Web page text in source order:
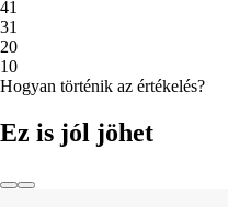
41
31
20
10
Hogyan történik az értékelés?
Ez is jól jöhet